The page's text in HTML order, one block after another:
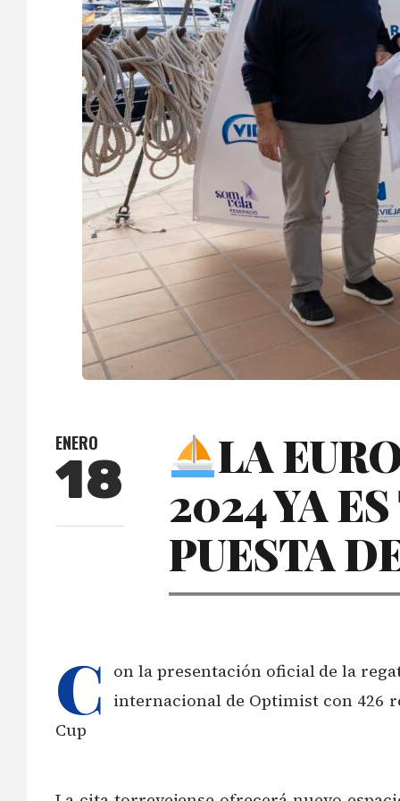
ENERO
18
LA
2024 YA
PUESTA
C on la presentación oficial de la
internacional de Optimist con 426
Cup